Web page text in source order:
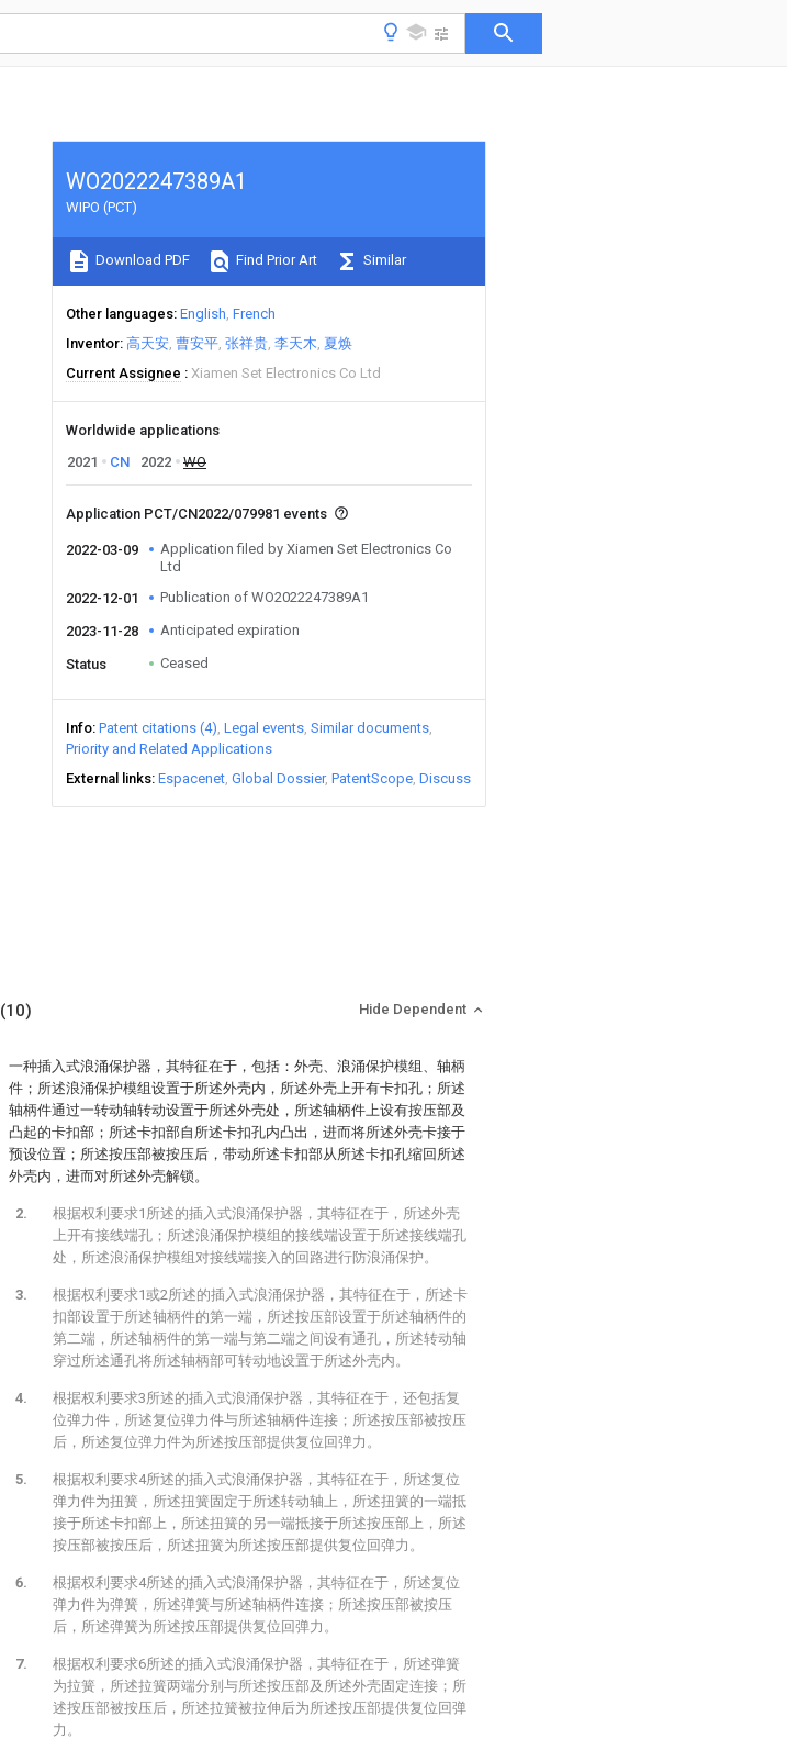
WO2022247389A1
WIPO (PCT)
Download PDF Find Prior Art Similar
Other languages English French
Inventor 高天安 曹安平 张祥贵 李天木 夏焕
Current Assignee
Xiamen Set Electronics Co Ltd
Worldwide applications
2021
CN 2022 WO
Application PCT/CN2022/079981 events
2022-03-09
Application filed by Xiamen Set Electronics Co
Ltd
2022-12-01
Publication of WO2022247389A1
2023-11-28 Anticipated expiration
Status Ceased
Info Patent citations (4) Legal events Similar documents
Priority and Related Applications
External links Espacenet Global Dossier PatentScope Discuss
(10) Hide Dependent
一种插入式浪涌保护器，其特征在于，包括：外壳、浪涌保护模组、轴柄
件；所述浪涌保护模组设置于所述外壳内，所述外壳上开有卡扣孔；所述
轴柄件通过一转动轴转动设置于所述外壳处，所述轴柄件上设有按压部及
凸起的卡扣部；所述卡扣部自所述卡扣孔内凸出，进而将所述外壳卡接于
预设位置；所述按压部被按压后，带动所述卡扣部从所述卡扣孔缩回所述
外壳内，进而对所述外壳解锁。
根据权利要求1所述的插入式浪涌保护器，其特征在于，所述外壳
上开有接线端孔；所述浪涌保护模组的接线端设置于所述接线端孔
处，所述浪涌保护模组对接线端接入的回路进行防浪涌保护。
根据权利要求1或2所述的插入式浪涌保护器，其特征在于，所述卡
扣部设置于所述轴柄件的第一端，所述按压部设置于所述轴柄件的
第二端，所述轴柄件的第一端与第二端之间设有通孔，所述转动轴
穿过所述通孔将所述轴柄部可转动地设置于所述外壳内。
根据权利要求3所述的插入式浪涌保护器，其特征在于，还包括复
位弹力件，所述复位弹力件与所述轴柄件连接；所述按压部被按压
后，所述复位弹力件为所述按压部提供复位回弹力。
根据权利要求4所述的插入式浪涌保护器，其特征在于，所述复位
弹力件为扭簧，所述扭簧固定于所述转动轴上，所述扭簧的一端抵
接于所述卡扣部上，所述扭簧的另一端抵接于所述按压部上，所述
按压部被按压后，所述扭簧为所述按压部提供复位回弹力。
根据权利要求4所述的插入式浪涌保护器，其特征在于，所述复位
弹力件为弹簧，所述弹簧与所述轴柄件连接；所述按压部被按压
后，所述弹簧为所述按压部提供复位回弹力。
根据权利要求6所述的插入式浪涌保护器，其特征在于，所述弹簧
为拉簧，所述拉簧两端分别与所述按压部及所述外壳固定连接；所
述按压部被按压后，所述拉簧被拉伸后为所述按压部提供复位回弹
力。